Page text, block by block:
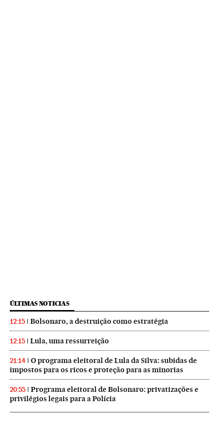
ÚLTIMAS NOTICIAS
12:15 Bolsonaro, a destruição como estratégia
12:15 Lula, uma ressurreição
21:14
O programa eleitoral de Lula da Silva: subidas de
impostos para os ricos e proteção para as minorias
20:55
Programa eleitoral de Bolsonaro: privatizações e
privilégios legais para a Polícia